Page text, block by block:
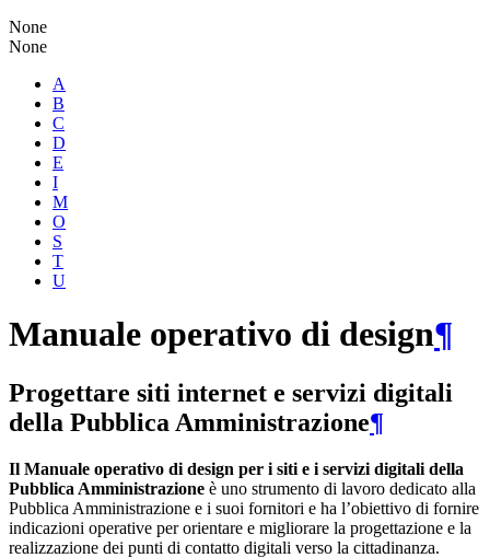
None
None
A
B
C
D
E
I
M
O
S
T
U
Manuale operativo di design¶
Progettare siti internet e servizi digitali
della Pubblica Amministrazione¶
Il Manuale operativo di design per i siti e i servizi digitali della
Pubblica Amministrazione è uno strumento di lavoro dedicato alla
Pubblica Amministrazione e i suoi fornitori e ha l’obiettivo di fornire
indicazioni operative per orientare e migliorare la progettazione e la
realizzazione dei punti di contatto digitali verso la cittadinanza.